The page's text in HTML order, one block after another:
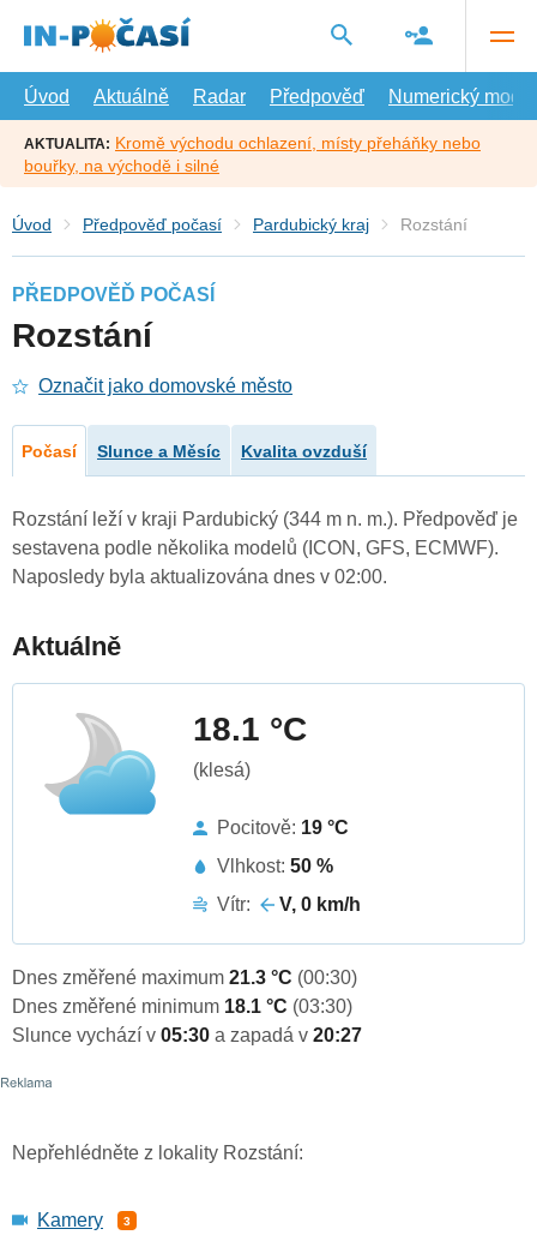
hlavní
Úvod
Aktuálně Radar Předpověď Numerický model
AKTUALITA: Kromě východu ochlazení, místy přeháňky nebo
bouřky, na východě i silné
Úvod Předpověď počasí Pardubický kraj Rozstání
PŘEDPOVĚĎ POČASÍ
Rozstání
Označit jako domovské město
Počasí Slunce a Měsíc Kvalita ovzduší
Rozstání leží v kraji Pardubický (344 m n. m.). Předpověď je
sestavena podle několika modelů (ICON, GFS, ECMWF).
Naposledy byla aktualizována dnes v 02:00.
Aktuálně
18.1 °C
(klesá)
Pocitově: 19 °C
Vlhkost: 50 %
Vítr:
V, 0 km/h
Dnes změřené maximum 21.3 °C (00:30)
Dnes změřené minimum 18.1 °C (03:30)
Slunce vychází v 05:30 a zapadá v 20:27
Nepřehlédněte z lokality Rozstání:
Kamery 3